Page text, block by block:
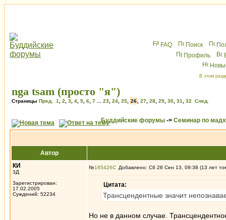
FAQ Поиск
Профиль
В этом
nga tsam (просто "я")
Страницы Пред. 1 2 3 4 5 6 7 23 24 25 26 27 28 29 30 31 32 След.
Буддийские форумы -> Семинар по
Автор
КИ
3Д
Зарегистрирован:
17.02.2005
Суждений: 52234
№165426 Добавлено: Сб 28 Сен 13, 09:38 (13 лет
Цитата:
Трансцендентные значит
Но не в данном случае.